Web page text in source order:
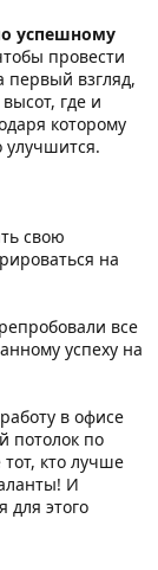
успешному
провести
первый взгляд,
где и
которому
улучшится.
свою
на
все
успеху на
в офисе
потолок по
кто лучше
И
этого